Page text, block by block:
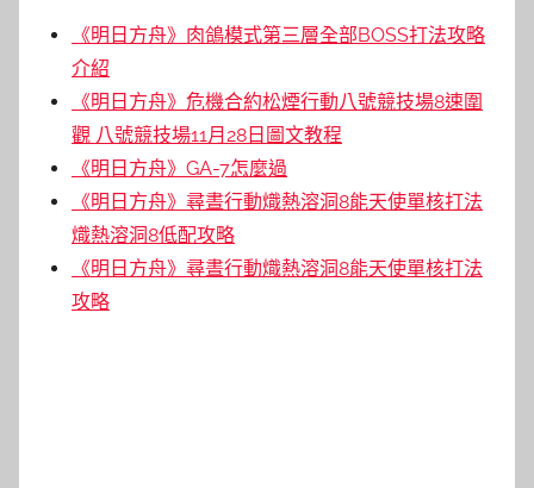
《明日方舟》肉鴿模式第三層全部BOSS打法攻略
介紹
《明日方舟》危機合約松煙行動八號競技場8速圍
觀 八號競技場11月28日圖文教程
《明日方舟》GA-7怎麼過
《明日方舟》尋晝行動熾熱溶洞8能天使單核打法
熾熱溶洞8低配攻略
《明日方舟》尋晝行動熾熱溶洞8能天使單核打法
攻略